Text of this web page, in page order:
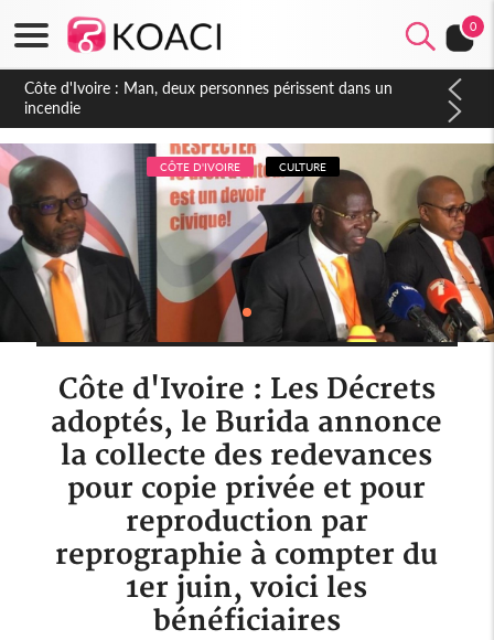
0
Côte d'Ivoire : Séileu, la célébration de la fête nationale
transformée en vaste campagne contre les produits
dépigmentants dangereux
CÔTE D'IVOIRE CULTURE
Côte d'Ivoire : Les Décrets
adoptés, le Burida annonce
la collecte des redevances
pour copie privée et pour
reproduction par
reprographie à compter du
1er juin, voici les
bénéficiaires